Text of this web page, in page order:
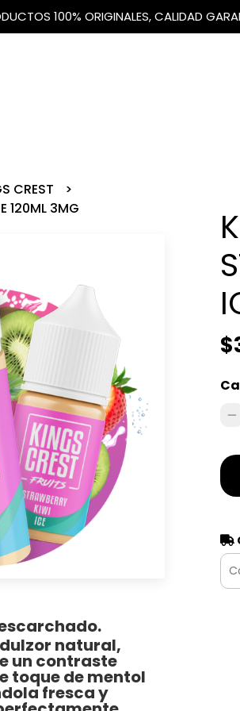
100% ORIGINALES, CALIDAD
CREST
120ML 3MG
natural,
un contraste
toque de mentol
fresca y